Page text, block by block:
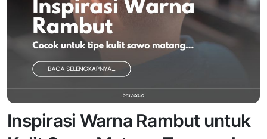
Inspirasi Warna Rambut untuk